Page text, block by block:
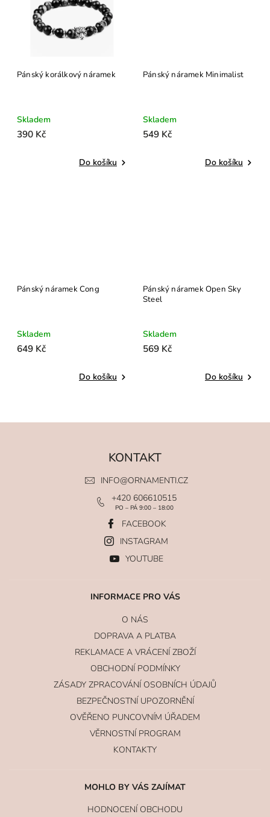
Pánský korálkový náramek
Skladem
390 Kč
Do košíku
Pánský náramek Minimalist
Skladem
549 Kč
Do košíku
Pánský náramek Cong
Skladem
649 Kč
Do košíku
Pánský náramek Open Sky
Steel
Skladem
569 Kč
Do košíku
KONTAKT
INFO@ORNAMENTI.CZ
+420 606610515
PO – PÁ 9:00 – 18:00
FACEBOOK
INSTAGRAM
YOUTUBE
INFORMACE PRO VÁS
O NÁS
DOPRAVA A PLATBA
REKLAMACE A VRÁCENÍ ZBOŽÍ
OBCHODNÍ PODMÍNKY
ZÁSADY ZPRACOVÁNÍ OSOBNÍCH ÚDAJŮ
BEZPEČNOSTNÍ UPOZORNĚNÍ
OVĚŘENO PUNCOVNÍM ÚŘADEM
VĚRNOSTNÍ PROGRAM
KONTAKTY
MOHLO BY VÁS ZAJÍMAT
HODNOCENÍ OBCHODU